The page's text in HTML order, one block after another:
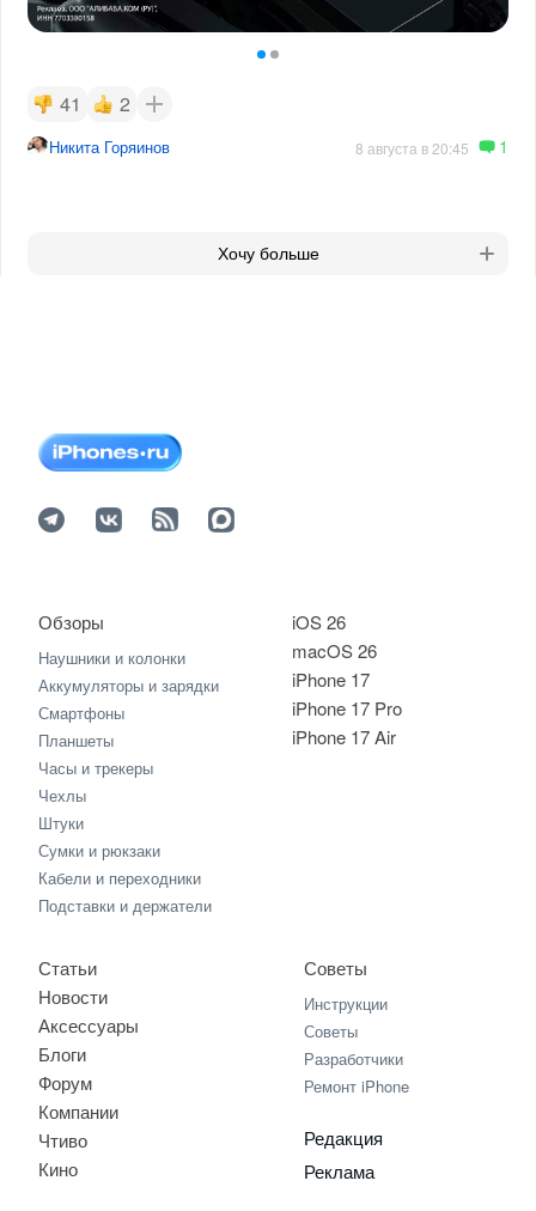
41 2
Никита Горяинов 8 августа в 20:45 1
Хочу больше
iOS 26
macOS 26
iPhone 17
iPhone 17 Pro
iPhone 17 Air
Обзоры
Наушники и колонки
Аккумуляторы и зарядки
Смартфоны
Планшеты
Часы и трекеры
Чехлы
Штуки
Сумки и рюкзаки
Кабели и переходники
Подставки и держатели
Статьи
Новости
Аксессуары
Блоги
Форум
Компании
Чтиво
Кино
Советы
Инструкции
Советы
Разработчики
Ремонт iPhone
Редакция
Реклама